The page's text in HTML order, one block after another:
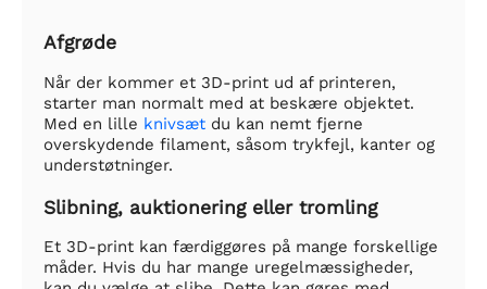
Afgrøde
Når der kommer et 3D-print ud af printeren,
starter man normalt med at beskære objektet.
Med en lille knivsæt du kan nemt fjerne
overskydende filament, såsom trykfejl, kanter og
understøtninger.
Slibning, auktionering eller tromling
Et 3D-print kan færdiggøres på mange forskellige
måder. Hvis du har mange uregelmæssigheder,